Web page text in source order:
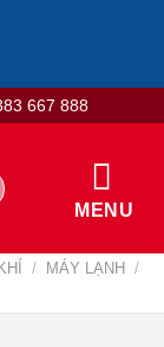
667 888
MENU
/ MÁY LẠNH
/